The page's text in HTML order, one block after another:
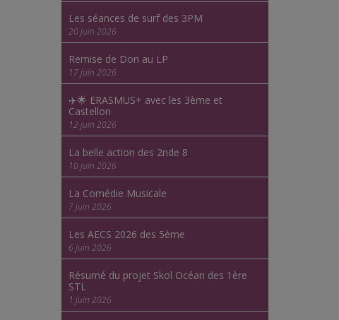
Les séances de surf des 3PM
20 juin 2026
Remise de Don au LP
17 juin 2026
✈️🌟 ERASMUS+ avec les 3ème et
Castellon
12 juin 2026
La belle action des 2nde 8
10 juin 2026
La Comédie Musicale
7 juin 2026
Les AECS 2026 des 5ème
6 juin 2026
Résumé du projet Skol Océan des 1ère
STL
1 juin 2026